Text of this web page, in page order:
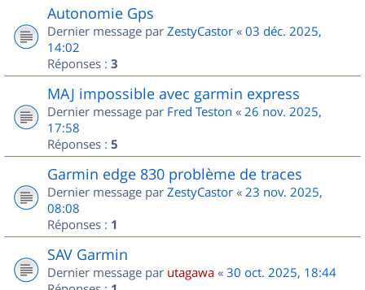
Autonomie Gps
Dernier message par ZestyCastor « 03 déc. 2025,
14:02
Réponses : 3
MAJ impossible avec garmin express
Dernier message par Fred Teston « 26 nov. 2025,
17:58
Réponses : 5
Garmin edge 830 problème de traces
Dernier message par ZestyCastor « 23 nov. 2025,
08:08
Réponses : 1
SAV Garmin
Dernier message par utagawa « 30 oct. 2025, 18:44